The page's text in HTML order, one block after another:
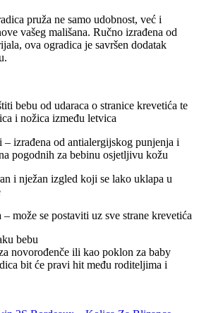
pruža ne samo udobnost, već i
vašeg mališana. Ručno izrađena od
ova ogradica je savršen dodatak
bebu od udaraca o stranice krevetića te
i nožica između letvica
izrađena od antialergijskog punjenja i
pogodnih za bebinu osjetljivu kožu
i nježan izgled koji se lako uklapa u
može se postaviti uz sve strane krevetića
bebu
novorođenče ili kao poklon za baby
bit će pravi hit među roditeljima i